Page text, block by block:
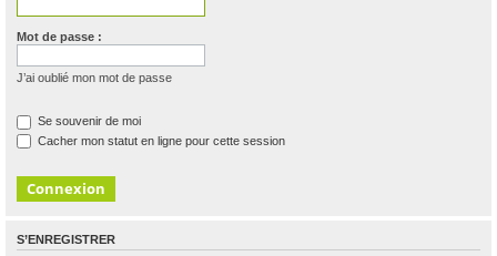
Mot de passe :
J’ai oublié mon mot de passe
Se souvenir de moi
Cacher mon statut en ligne pour cette session
S’ENREGISTRER